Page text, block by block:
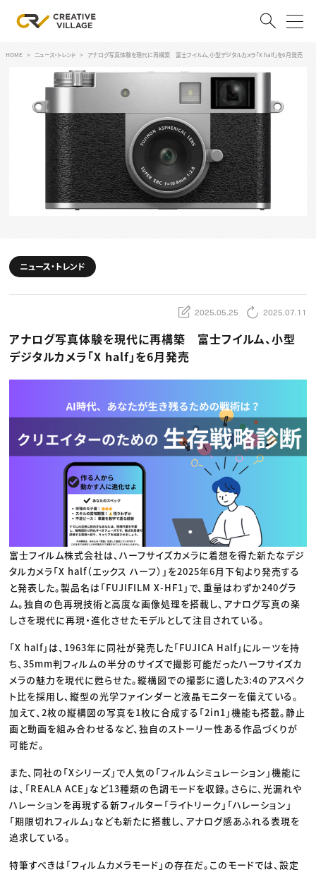
ログイン 会員登録
クリエイター求人を探す
CREATIVE JOB求人検索
特集求人
スキルアップしたい！
デザイン
編集・ライティング
マーケティング
ディレクション
業界解説・キャリア事情
お役立ち基礎知識
TOP Creator’s コラム
Webクリエイター
アプリクリエイター
ゲームクリエイター
映像クリエイター
マーケッター
C＆R Magazine
セミナー
映像
広告
出版
CREATIVE VILLAGEからのお知らせ
プロフェッショナル×つながる×メディア
HOME ニュース・トレンド アナログ写真体験を現代に再構築 富士フイルム、小型デジタルカメラ「X half」を6月発売
ニュース・トレンド
2025.05.25 2025.07.11
アナログ写真体験を現代に再構築 富士フイルム、小型
デジタルカメラ「X half」を6月発売
富士フイルム株式会社は、ハーフサイズカメラに着想を得た新たなデジ
タルカメラ「X half（エックス ハーフ）」を2025年6月下旬より発売する
と発表した。製品名は「FUJIFILM X-HF1」で、重量はわずか240グラ
ム。独自の色再現技術と高度な画像処理を搭載し、アナログ写真の楽
しさを現代に再現・進化させたモデルとして注目されている。
「X half」は、1963年に同社が発売した「FUJICA Half」にルーツを持
ち、35mm判フィルムの半分のサイズで撮影可能だったハーフサイズカ
メラの魅力を現代に甦らせた。縦構図での撮影に適した3:4のアスペク
ト比を採用し、縦型の光学ファインダーと液晶モニターを備えている。
加えて、2枚の縦構図の写真を1枚に合成する「2in1」機能も搭載。静止
画と動画を組み合わせるなど、独自のストーリー性ある作品づくりが
可能だ。
また、同社の「Xシリーズ」で人気の「フィルムシミュレーション」機能に
は、「REALA ACE」など13種類の色調モードを収録。さらに、光漏れや
ハレーションを再現する新フィルター「ライトリーク」「ハレーション」
「期限切れフィルム」なども新たに搭載し、アナログ感あふれる表現を
追求している。
特筆すべきは「フィルムカメラモード」の存在だ。このモードでは、設定